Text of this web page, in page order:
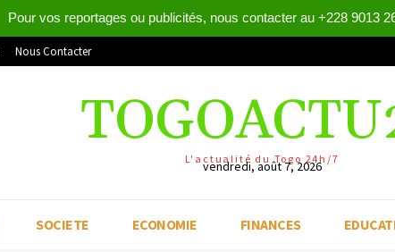
Pour vos reportages ou publicités, nous contacter au +228 9013
Nous Contacter
L'actualité du Togo 24h/7
vendredi, août 7, 2026
SOCIETE ECONOMIE FINANCES